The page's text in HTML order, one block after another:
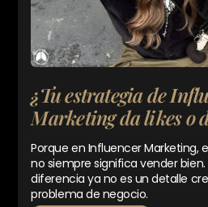
¿Tu estrategia de
Marketing da likes o
Porque en Influencer Marketing,
no siempre significa vender bien.
diferencia ya no es un detalle
problema de negocio.